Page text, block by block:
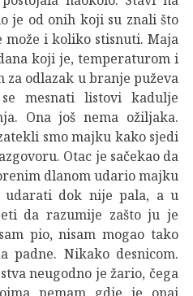
je od onih koji su znali što
može i koliko stisnuti. Maja
koji je, temperaturom i
za odlazak u branje puževa
mesnati listovi kadulje
Ona još nema ožiljaka.
smo majku kako sjedi
Otac je sačekao da
dlanom udario majku
dok nije pala, a u
da razumije zašto ju je
pio, nisam mogao tako
Nikako desnicom.
neugodno je žario, čega
nemam gdje je onaj